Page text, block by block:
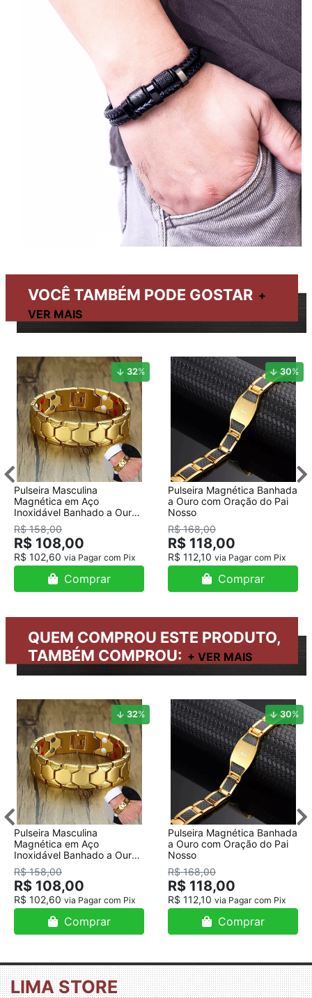
VOCÊ TAMBÉM PODE GOSTAR
32%
Pulseira Masculina
Magnética em Aço
Inoxidável Banhado a Ouro
18K
R$ 158,00
R$ 108,00
R$ 102,60 via Pagar com Pix
Comprar
30%
Pulseira Magnética Banhada
a Ouro com Oração do Pai
Nosso
R$ 168,00
R$ 118,00
R$ 112,10 via Pagar com Pix
Comprar
QUEM COMPROU ESTE PRODUTO,
TAMBÉM COMPROU:
32%
Pulseira Masculina
Magnética em Aço
Inoxidável Banhado a Ouro
18K
R$ 158,00
R$ 108,00
R$ 102,60 via Pagar com Pix
Comprar
30%
Pulseira Magnética Banhada
a Ouro com Oração do Pai
Nosso
R$ 168,00
R$ 118,00
R$ 112,10 via Pagar com Pix
Comprar
LIMA STORE